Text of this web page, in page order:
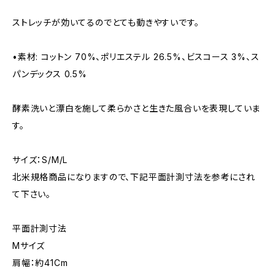
ストレッチが効いてるのでとても動きやすいです。
•素材: コットン 70%、ポリエステル 26.5%、ビスコース 3%、ス
パンデックス 0.5%
酵素洗いと漂白を施して柔らかさと生きた風合いを表現していま
す。
サイズ：S/M/L
北米規格商品になりますので、下記平面計測寸法を参考にされ
て下さい。
平面計測寸法
Mサイズ
肩幅：約41Cm